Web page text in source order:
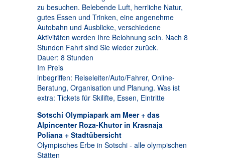
zu besuchen. Belebende Luft, herrliche Natur,
gutes Essen und Trinken, eine angenehme
Autobahn und Ausblicke, verschiedene
Aktivitäten werden Ihre Belohnung sein. Nach 8
Stunden Fahrt sind Sie wieder zurück.
Dauer: 8 Stunden
Im Preis
inbegriffen: Reiseleiter/Auto/Fahrer, Online-
Beratung, Organisation und Planung. Was ist
extra: Tickets für Skilifte, Essen, Eintritte
Sotschi Olympiapark am Meer + das
Alpincenter Roza-Khutor in Krasnaja
Poliana + Stadtübersicht
Olympisches Erbe in Sotschi - alle olympischen
Stätten